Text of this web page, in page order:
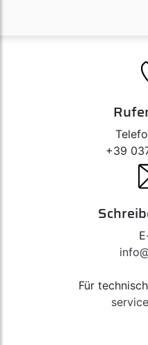
+39
Für